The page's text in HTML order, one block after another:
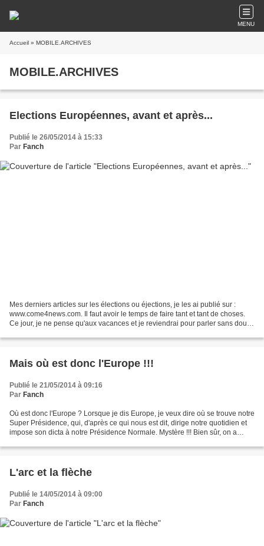
MENU
Accueil » MOBILE.ARCHIVES
MOBILE.ARCHIVES
Elections Européennes, avant et après...
Publié le 26/05/2014 à 15:33
Par Fanch
Mes derniers articles sur les élections ou éjections, je les ai publié sur :
www.come4news.com. Il faut avoir le temps de faire tant et tant de choses.
Ce jour, je ne pense qu'aux vacances et je reviendrai pour parler sans doute
Mais où est donc l'Europe !!!
Publié le 21/05/2014 à 09:16
Par Fanch
Où est donc l'Europe ? Lorsque je dis Europe, je veux dire où se trouve notre
Super Présidence, qui, d'après ce qui nous est dit, dirige notre quotidien et
impose son dicta à notre Présidence Normale. Mystère !!! Bien sûr, on a
L'arc et la flèche
Publié le 14/05/2014 à 09:00
Par Fanch